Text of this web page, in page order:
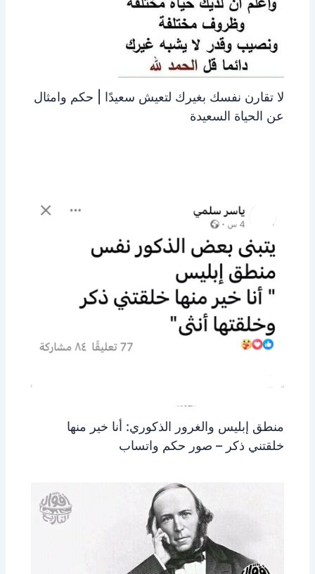
لا تقارن نفسك بغيرك لتعيش سعيدًا | حكم وامثال
عن الحياة السعيدة
منطق إبليس والغرور الذكوري: أنا خير منها
خلقتني ذكر – صور حكم واتساب